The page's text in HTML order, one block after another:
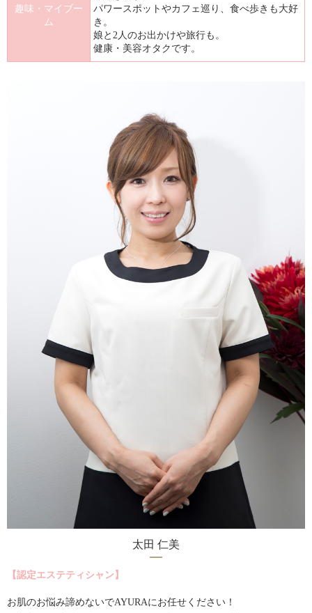
趣味・マイブー
ム
パワースポットやカフェ巡り、食べ歩きも大好
き。
娘と2人のお出かけや旅行も。
健康・美容オタクです。
太田 仁美
【認定エステティシャン】
お肌のお悩み諦めないでAYURAにお任せください！